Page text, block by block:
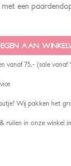
een
AAN
vanaf 75,- (sale vanaf
Wij pakken het
ruilen in onze winkel